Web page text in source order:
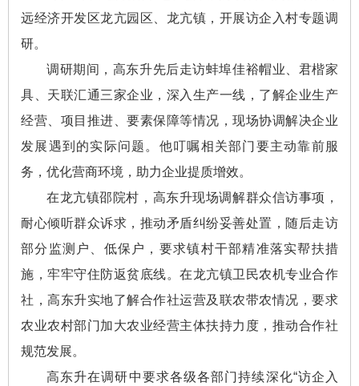
远经济开发区龙亢园区、龙亢镇，开展访企入村专题调
研。
调研期间，高东升先后走访蚌埠佳裕帽业、君楷家
具、天联汇通三家企业，深入生产一线，了解企业生产
经营、项目推进、要素保障等情况，现场协调解决企业
发展遇到的实际问题。他叮嘱相关部门要主动靠前服
务，优化营商环境，助力企业提质增效。
在龙亢镇邵院村，高东升现场调解群众信访事项，
耐心倾听群众诉求，推动矛盾纠纷妥善处置，随后走访
部分监测户、低保户，要求镇村干部精准落实帮扶措
施，牢牢守住防返贫底线。在龙亢镇卫民农机专业合作
社，高东升实地了解合作社运营及联农带农情况，要求
农业农村部门加大农业经营主体扶持力度，推动合作社
规范发展。
高东升在调研中要求各级各部门持续深化“访企入